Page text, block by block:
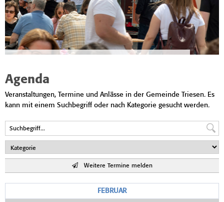
Agenda
Veranstaltungen, Termine und Anlässe in der Gemeinde Triesen. Es
kann mit einem Suchbegriff oder nach Kategorie gesucht werden.
Weitere Termine melden
FEBRUAR